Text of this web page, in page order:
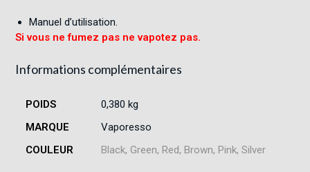
Manuel d’utilisation.
Si vous ne fumez pas ne vapotez pas.
Informations complémentaires
POIDS
0,380 kg
MARQUE
Vaporesso
COULEUR
Black, Green, Red, Brown, Pink, Silver